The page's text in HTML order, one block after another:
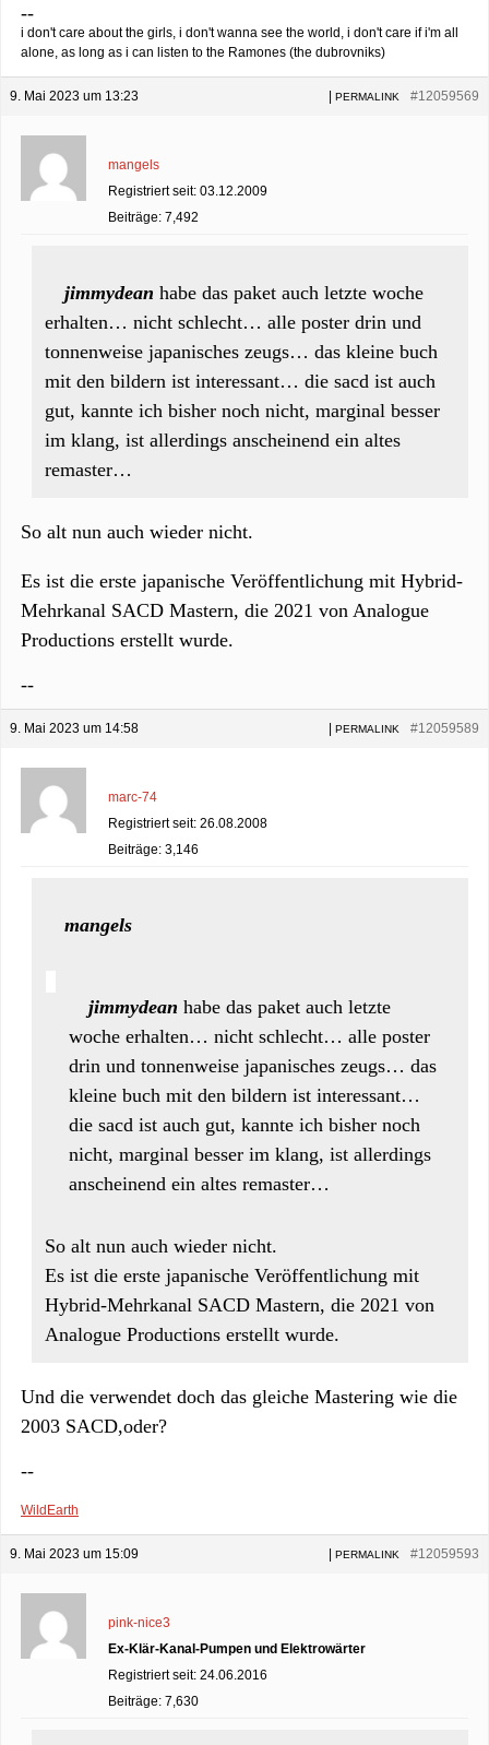
--
i don't care about the girls, i don't wanna see the world, i don't care if i'm all
alone, as long as i can listen to the Ramones (the dubrovniks)
9. Mai 2023 um 13:23 #12059569
PERMALINK
mangels
Registriert seit: 03.12.2009
Beiträge: 7,492
jimmydean habe das paket auch letzte woche
erhalten… nicht schlecht… alle poster drin und
tonnenweise japanisches zeugs… das kleine buch
mit den bildern ist interessant… die sacd ist auch
gut, kannte ich bisher noch nicht, marginal besser
im klang, ist allerdings anscheinend ein altes
remaster…
So alt nun auch wieder nicht.
Es ist die erste japanische Veröffentlichung mit Hybrid-
Mehrkanal SACD Mastern, die 2021 von Analogue
Productions erstellt wurde.
--
9. Mai 2023 um 14:58 #12059589
PERMALINK
marc-74
Registriert seit: 26.08.2008
Beiträge: 3,146
mangels
jimmydean habe das paket auch letzte
woche erhalten… nicht schlecht… alle poster
drin und tonnenweise japanisches zeugs… das
kleine buch mit den bildern ist interessant…
die sacd ist auch gut, kannte ich bisher noch
nicht, marginal besser im klang, ist allerdings
anscheinend ein altes remaster…
So alt nun auch wieder nicht.
Es ist die erste japanische Veröffentlichung mit
Hybrid-Mehrkanal SACD Mastern, die 2021 von
Analogue Productions erstellt wurde.
Und die verwendet doch das gleiche Mastering wie die
2003 SACD,oder?
--
WildEarth
9. Mai 2023 um 15:09 #12059593
PERMALINK
pink-nice3
Ex-Klär-Kanal-Pumpen und Elektrowärter
Registriert seit: 24.06.2016
Beiträge: 7,630